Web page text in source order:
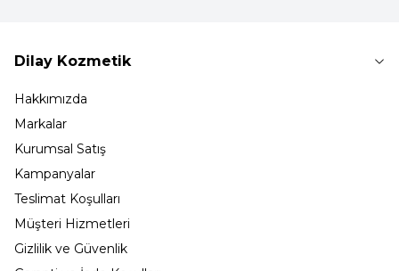
Dilay Kozmetik
Hakkımızda
Markalar
Kurumsal Satış
Kampanyalar
Teslimat Koşulları
Müşteri Hizmetleri
Gizlilik ve Güvenlik